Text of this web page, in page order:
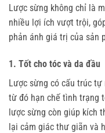
Lược sừng không chỉ là
nhiều lợi ích vượt trội,
phản ánh giá trị của sản
1. Tốt cho tóc và da đầu
Lược sừng có cấu trúc
từ đó hạn chế tình trạng
lược sừng còn giúp kích
lại cảm giác thư giãn và